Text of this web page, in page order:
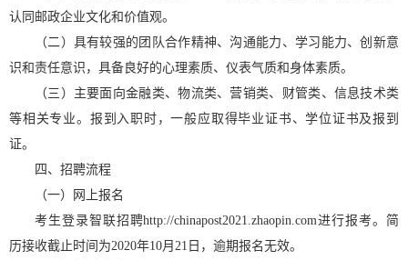
认同邮政企业文化和价值观。
（二）具有较强的团队合作精神、沟通能力、学习能力、创新意
识和责任意识，具备良好的心理素质、仪表气质和身体素质。
（三）主要面向金融类、物流类、营销类、财管类、信息技术类
等相关专业。报到入职时，一般应取得毕业证书、学位证书及报到
证。
四、招聘流程
（一）网上报名
考生登录智联招聘http://chinapost2021.zhaopin.com进行报考。简
历接收截止时间为2020年10月21日，逾期报名无效。